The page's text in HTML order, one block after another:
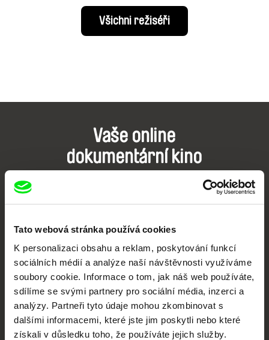
Tato webová stránka používá cookies
K personalizaci obsahu a reklam, poskytování funkcí
sociálních médií a analýze naší návštěvnosti využíváme
soubory cookie. Informace o tom, jak náš web používáte,
sdílíme se svými partnery pro sociální média, inzerci a
analýzy. Partneři tyto údaje mohou zkombinovat s
dalšími informacemi, které jste jim poskytli nebo které
získali v důsledku toho, že používáte jejich služby.
Všichni režiséři
Vaše online
dokumentární kino
festivalů dokumentárního filmu sdružených do Doc Alliance. Naším cílem je
posouvat hranice dokumentárního filmu, propagovat jeho rozmanitost a
podporovat kvalitní autorské filmy.
Členové Doc Alliance